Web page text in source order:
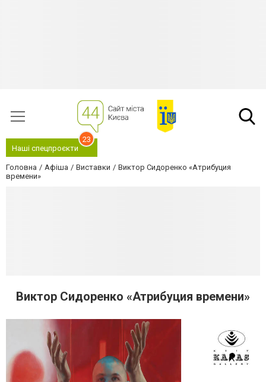
Наші спецпроєкти
23
Головна Афіша Виставки
Виктор Сидоренко «Атрибуция
времени»
Виктор Сидоренко «Атрибуция времени»